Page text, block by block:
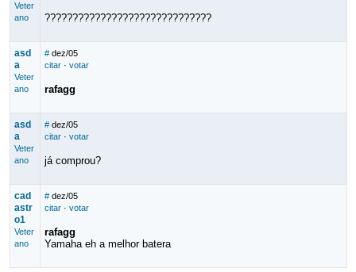
Veter
ano
??????????????????????????????
asd
a
Veter
ano
# dez/05
citar· votar
rafagg
asd
a
Veter
ano
# dez/05
citar· votar
já comprou?
cad
astr
o1
Veter
ano
# dez/05
citar· votar
rafagg
Yamaha eh a melhor batera